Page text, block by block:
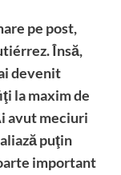
pe post,
Însă,
devenit
la maxim de
avut meciuri
puţin
important